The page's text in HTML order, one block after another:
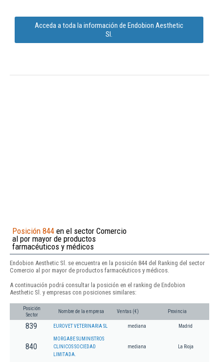
Acceda a toda la información de Endobion Aesthetic
Sl.
Posición 844 en el sector Comercio
al por mayor de productos
farmacéuticos y médicos
Endobion Aesthetic Sl. se encuentra en la posición 844 del Ranking del sector
Comercio al por mayor de productos farmacéuticos y médicos.
A continuación podrá consultar la posición en el ranking de Endobion
Aesthetic Sl. y empresas con posiciones similares:
Posición
Sector
Nombre de la empresa Ventas (€) Provincia
839 EUROVET VETERINARIA SL mediana Madrid
840
MORGABE SUMINISTROS
CLINICOS SOCIEDAD
LIMITADA.
mediana La Rioja